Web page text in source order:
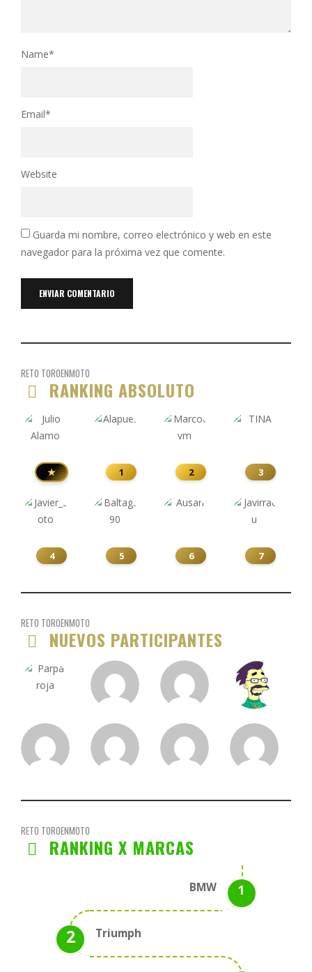
Name*
Email*
Website
Guarda mi nombre, correo electrónico y web en este
navegador para la próxima vez que comente.
RETO TOROENMOTO
RANKING ABSOLUTO
★ 1 2 3
4 5 6 7
RETO TOROENMOTO
NUEVOS PARTICIPANTES
RETO TOROENMOTO
RANKING X MARCAS
BMW
Triumph